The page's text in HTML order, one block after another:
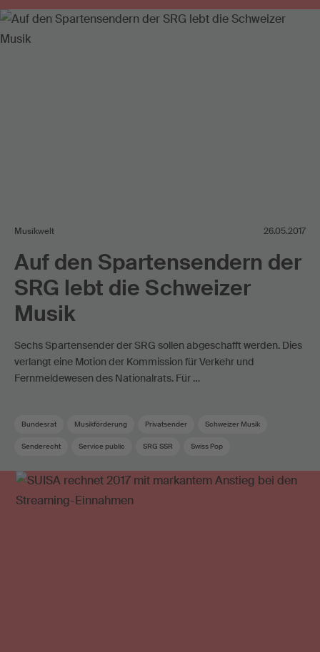
Musikwelt 26.05.2017
Auf den Spartensendern der
SRG lebt die Schweizer
Musik
Sechs Spartensender der SRG sollen abgeschafft werden. Dies
verlangt eine Motion der Kommission für Verkehr und
Fernmeldewesen des Nationalrats. Für …
Bundesrat Musikförderung Privatsender Schweizer Musik
Senderecht Service public SRG SSR Swiss Pop